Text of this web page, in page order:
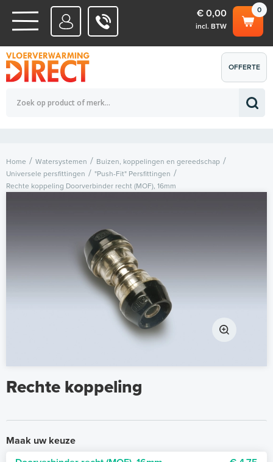
WATERSYSTEMEN
ELEKTRISCHE SYSTEMEN
0
€ 0,00
incl. BTW
Totaalbedrag (incl. BTW) € 0,00
OFFERTE
AANVRAGEN
Home Watersystemen
Buizen, koppelingen en gereedschap
Universele persfittingen
"Push-Fit" Persfittingen
Rechte koppeling Doorverbinder recht (MOF), 16mm
Rechte koppeling
Maak uw keuze